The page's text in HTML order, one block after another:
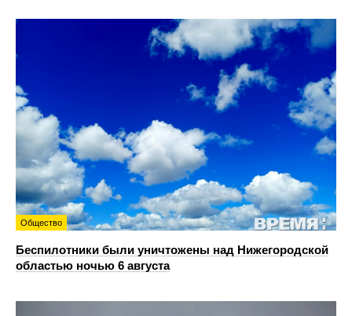
Общество
Беспилотники были уничтожены над Нижегородской
областью ночью 6 августа